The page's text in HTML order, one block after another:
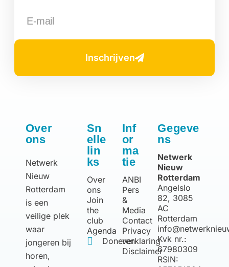
Inschrijven
Over
ons
Netwerk
Nieuw
Rotterdam
is een
veilige plek
waar
jongeren bij
horen,
Sn
elle
lin
ks
Over
ons
Join
the
club
Agenda
Doneren
Inf
or
ma
tie
ANBI
Pers
&
Media
Contact
Privacy
verklaring
Disclaimer
Gegeve
ns
Netwerk
Nieuw
Rotterdam
Angelslo
82, 3085
AC
Rotterdam
Kvk nr.:
67980309
RSIN: